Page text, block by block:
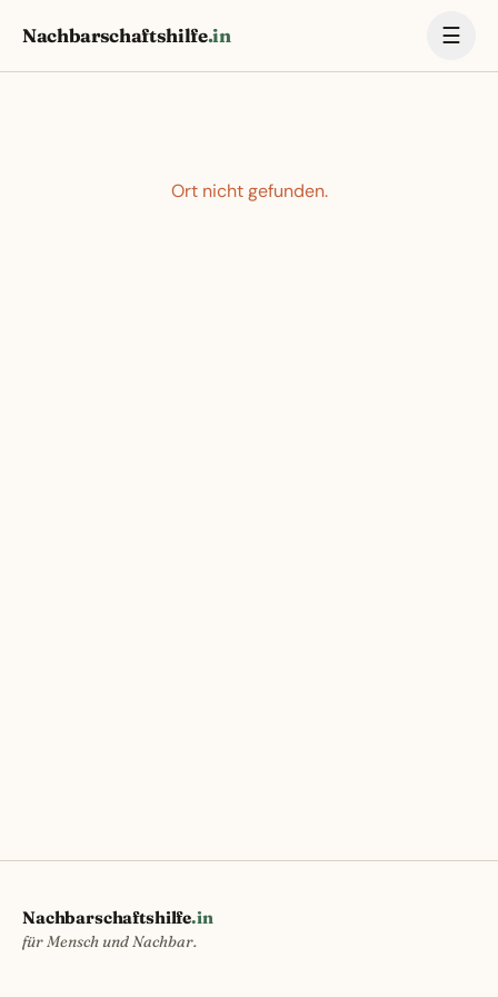
Nachbarschaftshilfe.in ☰
Ort nicht gefunden.
Nachbarschaftshilfe.in
für Mensch und Nachbar.